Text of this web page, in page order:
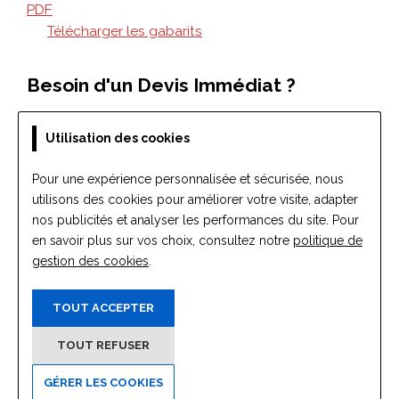
Utilisation des cookies
Pour une expérience personnalisée et sécurisée, nous
utilisons des cookies pour améliorer votre visite, adapter
nos publicités et analyser les performances du site. Pour
en savoir plus sur vos choix, consultez notre politique de
gestion des cookies
TOUT ACCEPTER
TOUT REFUSER
GÉRER LES COOKIES